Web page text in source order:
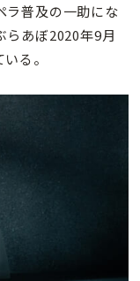
ラ普及の一助にな
らあぼ2020年9月
る。